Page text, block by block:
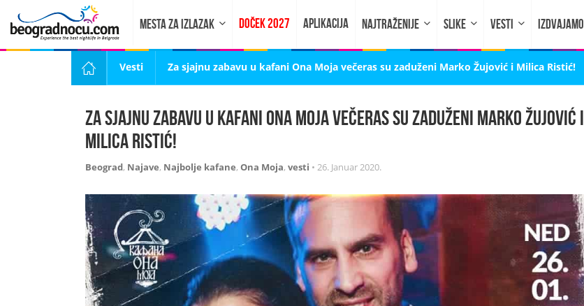
MESTA ZA IZLAZAK DOČEK 2027 APLIKACIJA NAJTRAŽENIJE SLIKE VESTI IZDVAJAMO
Vesti Za sjajnu zabavu u kafani Ona Moja večeras su zaduženi Marko Žujović i Milica Ristić!
Za sjajnu zabavu u kafani Ona Moja večeras su zaduženi Marko Žujović i
Milica Ristić!
Beograd, Najave, Najbolje kafane, Ona Moja, vesti • 26. Januar 2020.